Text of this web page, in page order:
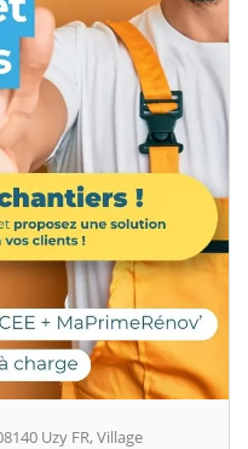
Uzy FR, Village